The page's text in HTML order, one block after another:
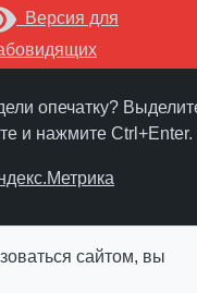
Версия для
опечатку?
и нажмите Ctrl+Enter.
сайтом, вы